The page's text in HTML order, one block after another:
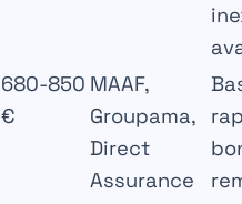
680-850
€
MAAF,
Groupama,
Direct
Assurance